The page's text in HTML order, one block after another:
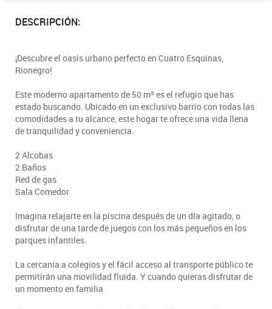
DESCRIPCIÓN:
¡Descubre el oasis urbano perfecto en Cuatro Esquinas,
Rionegro!
Este moderno apartamento de 50 m² es el refugio que has
estado buscando. Ubicado en un exclusivo barrio con todas las
comodidades a tu alcance, este hogar te ofrece una vida llena
de tranquilidad y conveniencia.
2 Alcobas
2 Baños
Red de gas
Sala Comedor
Imagina relajarte en la piscina después de un día agitado, o
disfrutar de una tarde de juegos con los más pequeños en los
parques infantiles.
La cercanía a colegios y el fácil acceso al transporte público te
permitirán una movilidad fluida. Y cuando quieras disfrutar de
un momento en familia